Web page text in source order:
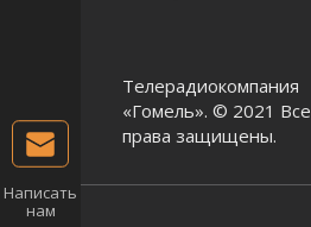
Телерадиокомпания
«Гомель». © 2021 Все
права защищены.
Написать
нам